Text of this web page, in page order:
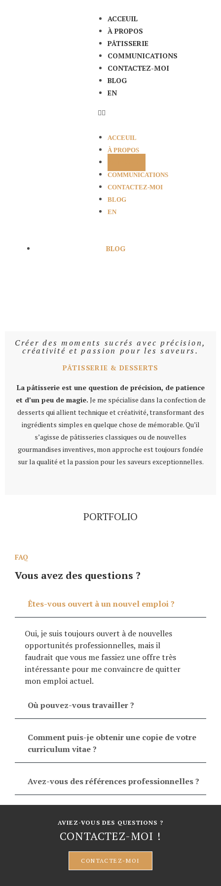
ACCEUIL
À PROPOS
PÂTISSERIE
COMMUNICATIONS
CONTACTEZ-MOI
BLOG
EN
ACCEUIL
À PROPOS
COMMUNICATIONS
CONTACTEZ-MOI
BLOG
EN
BLOG
Créer des moments sucrés avec précision,
créativité et passion pour les saveurs.
PÂTISSERIE & DESSERTS
La pâtisserie est une question de précision, de patience
et d’un peu de magie. Je me spécialise dans la confection de
desserts qui allient technique et créativité, transformant des
ingrédients simples en quelque chose de mémorable. Qu’il
s’agisse de pâtisseries classiques ou de nouvelles
gourmandises inventives, mon approche est toujours fondée
sur la qualité et la passion pour les saveurs exceptionnelles.
PORTFOLIO
FAQ
Vous avez des questions ?
Êtes-vous ouvert à un nouvel emploi ?
Oui, je suis toujours ouvert à de nouvelles
opportunités professionnelles, mais il
faudrait que vous me fassiez une offre très
intéressante pour me convaincre de quitter
mon emploi actuel.
Où pouvez-vous travailler ?
Comment puis-je obtenir une copie de votre
curriculum vitae ?
Avez-vous des références professionnelles ?
AVIEZ-VOUS DES QUESTIONS ?
CONTACTEZ-MOI !
CONTACTEZ-MOI